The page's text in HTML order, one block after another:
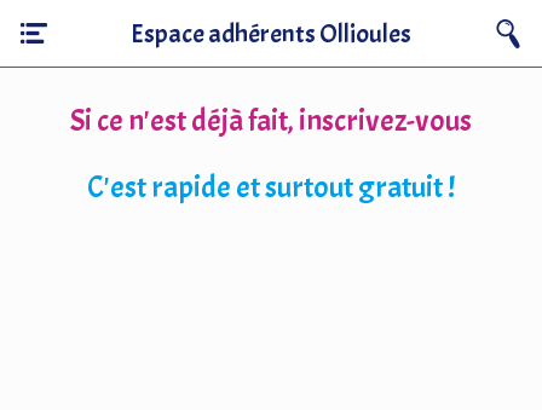
Espace adhérents Ollioules
Si ce n'est déjà fait, inscrivez-vous
C'est rapide et surtout gratuit !